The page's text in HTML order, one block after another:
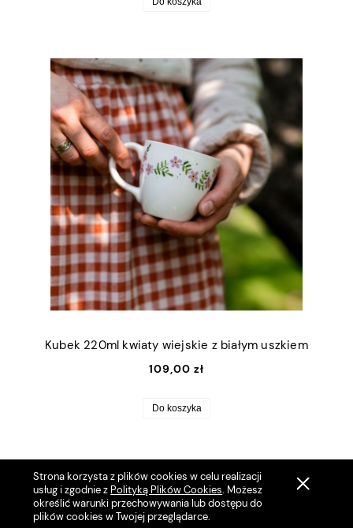
Strona korzysta z plików cookies w celu realizacji
usług i zgodnie z Polityką Plików Cookies. Możesz
określić warunki przechowywania lub dostępu do
plików cookies w Twojej przeglądarce.
Kubek 220ml kwiaty wiejskie z białym uszkiem
109,00 zł
Do koszyka